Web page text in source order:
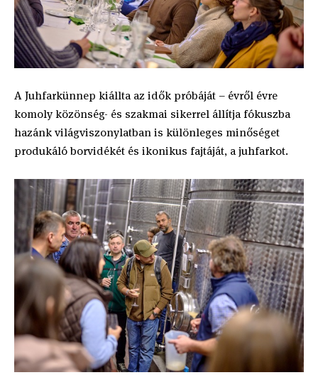
A Juhfarkünnep kiállta az idők próbáját – évről évre
komoly közönség- és szakmai sikerrel állítja fókuszba
hazánk világviszonylatban is különleges minőséget
produkáló borvidékét és ikonikus fajtáját, a juhfarkot.